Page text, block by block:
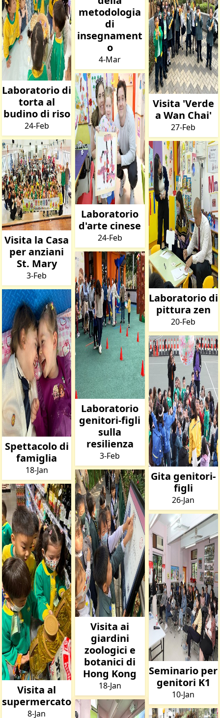
Laboratorio di
torta al
budino di riso
24-Feb
Visita la Casa
per anziani
St. Mary
3-Feb
Spettacolo di
famiglia
18-Jan
Visita al
supermercato
8-Jan
metodologia
di
insegnament
o
4-Mar
Laboratorio
d'arte cinese
24-Feb
Laboratorio
genitori-figli
sulla
resilienza
3-Feb
Visita ai
giardini
zoologici e
botanici di
Hong Kong
18-Jan
Visita 'Verde
a Wan Chai'
27-Feb
Laboratorio di
pittura zen
20-Feb
Gita genitori-
figli
26-Jan
Seminario per
genitori K1
10-Jan